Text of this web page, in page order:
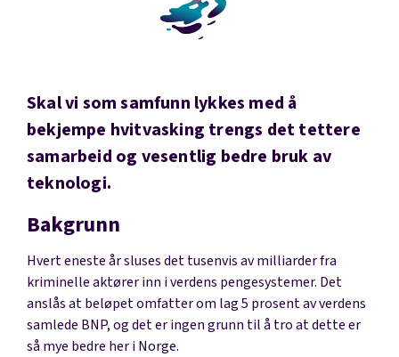
Skal vi som samfunn lykkes med å
bekjempe hvitvasking trengs det tettere
samarbeid og vesentlig bedre bruk av
teknologi.
Bakgrunn
Hvert eneste år sluses det tusenvis av milliarder fra
kriminelle aktører inn i verdens pengesystemer. Det
anslås at beløpet omfatter om lag 5 prosent av verdens
samlede BNP, og det er ingen grunn til å tro at dette er
så mye bedre her i Norge.